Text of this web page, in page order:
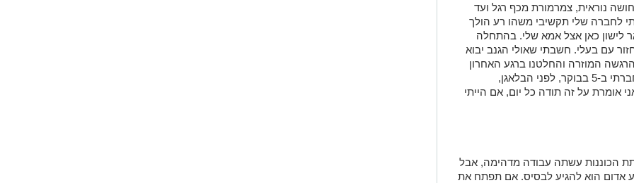
נוראית, צמרמורת מכף רגל ועד
לחברה שלי תקשיבי משהו רע הולך
לישון כאן אצל אמא שלי. בהתחלה
עם בעלי. חשבתי שאולי הגנב יבוא
המוזרה והחלטנו ברגע האחרון
להישאר לישון כולנו בנס ציונה. אפילו התחברתי ב-5 בבוקר, לפני הבלאגן,
אומרת על זה תודה כל יום, אם הייתי
הכוננות עשתה עבודה מדהימה, אבל
אדום הוא להגיע לבסיס. אם תפתח את